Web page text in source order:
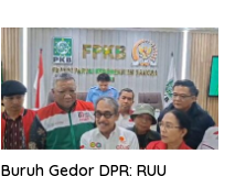
Buruh Gedor DPR: RUU